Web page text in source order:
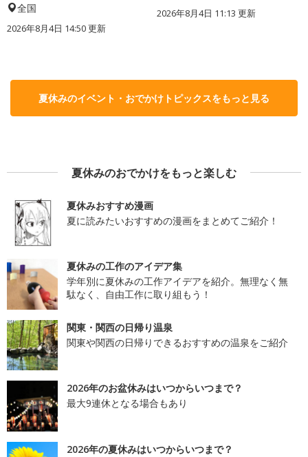
全国
2026年8月4日 14:50更新
2026年8月4日 11:13 更新
夏休みのイベント・おでかけトピックスをもっと見る
夏休みのおでかけをもっと楽しむ
夏休みおすすめ漫画
夏に読みたいおすすめの漫画をまとめてご紹介！
夏休みの工作のアイデア集
学年別に夏休みの工作アイデアを紹介。無理なく無
駄なく、自由工作に取り組もう！
関東・関西の日帰り温泉
関東や関西の日帰りできるおすすめの温泉をご紹介
2026年のお盆休みはいつからいつまで？
最大9連休となる場合もあり
2026年の夏休みはいつからいつまで？